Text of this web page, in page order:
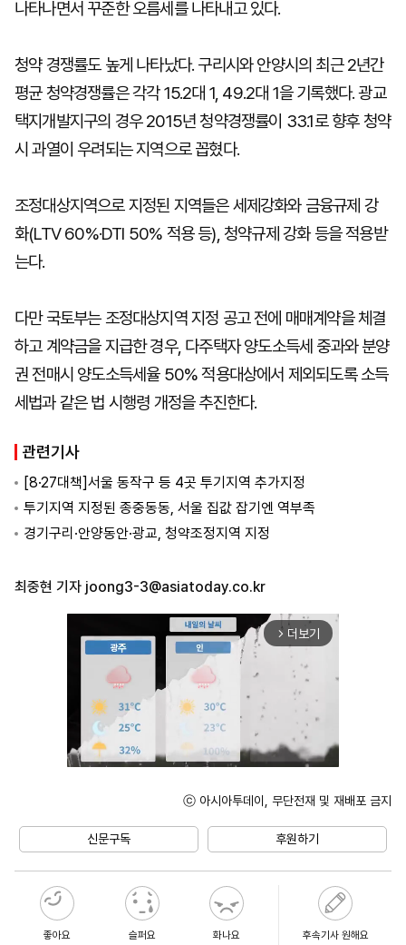
나타나면서 꾸준한 오름세를 나타내고 있다.
청약 경쟁률도 높게 나타났다. 구리시와 안양시의 최근 2년간
평균 청약경쟁률은 각각 15.2대 1, 49.2대 1을 기록했다. 광교
택지개발지구의 경우 2015년 청약경쟁률이 33.1로 향후 청약
시 과열이 우려되는 지역으로 꼽혔다.
조정대상지역으로 지정된 지역들은 세제강화와 금융규제 강
화(LTV 60%·DTI 50% 적용 등), 청약규제 강화 등을 적용받
는다.
다만 국토부는 조정대상지역 지정 공고 전에 매매계약을 체결
하고 계약금을 지급한 경우, 다주택자 양도소득세 중과와 분양
권 전매시 양도소득세율 50% 적용대상에서 제외되도록 소득
세법과 같은 법 시행령 개정을 추진한다.
관련기사
[8·27대책]서울 동작구 등 4곳 투기지역 추가지정
투기지역 지정된 종중동동, 서울 집값 잡기엔 역부족
경기구리·안양동안·광교, 청약조정지역 지정
최중현 기자 joong3-3@asiatoday.co.kr
arrow_forward_ios 더보기
ⓒ 아시아투데이, 무단전재 및 재배포 금지
신문구독 후원하기
좋아요 슬퍼요 화나요 후속기사 원해요